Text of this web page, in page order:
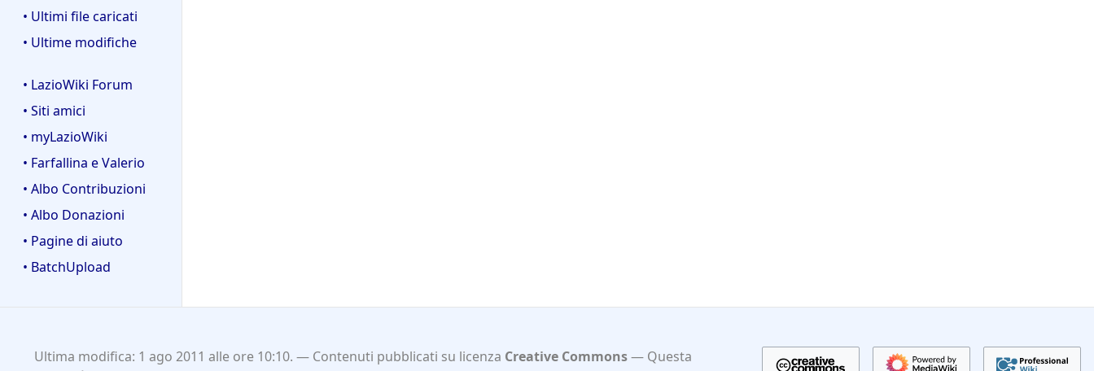
• Ultimi file caricati
• Ultime modifiche
• LazioWiki Forum
• Siti amici
• myLazioWiki
• Farfallina e Valerio
• Albo Contribuzioni
• Albo Donazioni
• Pagine di aiuto
• BatchUpload
Ultima modifica: 1 ago 2011 alle ore 10:10. Contenuti pubblicati su licenza Creative Commons
Questa